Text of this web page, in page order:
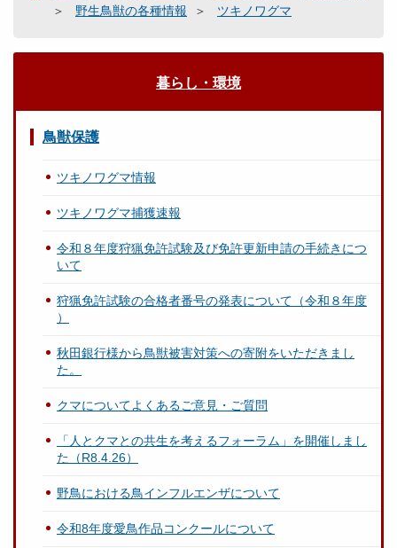
野生鳥獣の各種情報
ツキノワグマ
暮らし・環境
鳥獣保護
ツキノワグマ情報
ツキノワグマ捕獲速報
令和８年度狩猟免許試験及び免許更新申請の手続きにつ
いて
狩猟免許試験の合格者番号の発表について（令和８年度
）
秋田銀行様から鳥獣被害対策への寄附をいただきまし
た。
クマについてよくあるご意見・ご質問
「人とクマとの共生を考えるフォーラム」を開催しまし
た（R8.4.26）
野鳥における鳥インフルエンザについて
令和8年度愛鳥作品コンクールについて